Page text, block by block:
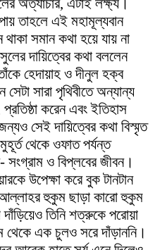
অত্যাচার, এটাই লক্ষ্য।
তাহলে এই মহামূল্যবান
সমান কথা হয়ে যায় না
দায়িত্বের কথা বললেন
হেদায়াহ ও দীনুল হক্ব
সারা পৃথিবীতে অন্যান্য
করেন এবং ইতিহাস
সেই দায়িত্বের কথা বিস্মৃত
থেকে ওফাত পর্যন্ত
ও বিপ্লবের জীবন।
উপেক্ষা করে বুক টানটান
হুকুম ছাড়া কারো হুকুম
তিনি শত্রুকে পরোয়া
থেকে এক চুলও সরে দাঁড়াননি।